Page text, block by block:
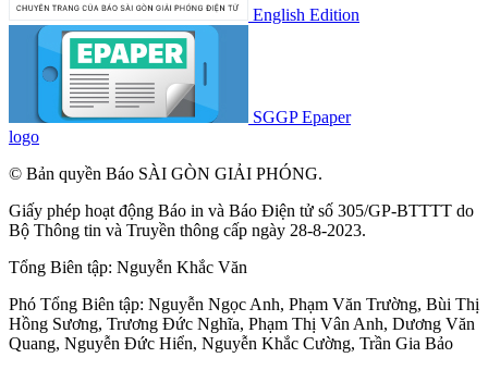
English Edition
SGGP Epaper
logo
© Bản quyền Báo SÀI GÒN GIẢI PHÓNG.
Giấy phép hoạt động Báo in và Báo Điện tử số 305/GP-BTTTT do
Bộ Thông tin và Truyền thông cấp ngày 28-8-2023.
Tổng Biên tập: Nguyễn Khắc Văn
Phó Tổng Biên tập: Nguyễn Ngọc Anh, Phạm Văn Trường, Bùi Thị
Hồng Sương, Trương Đức Nghĩa, Phạm Thị Vân Anh, Dương Văn
Quang, Nguyễn Đức Hiển, Nguyễn Khắc Cường, Trần Gia Bảo